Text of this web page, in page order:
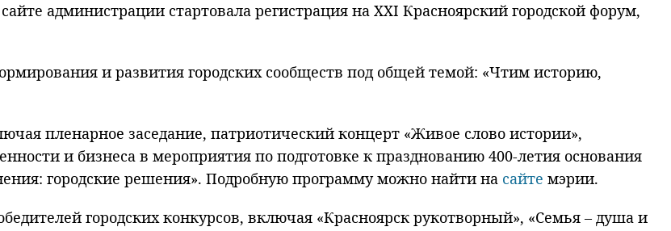
администрации стартовала регистрация на XXI Красноярский городской форум,
и развития городских сообществ под общей темой: «Чтим историю,
пленарное заседание, патриотический концерт «Живое слово истории»,
и бизнеса в мероприятия по подготовке к празднованию 400-летия основания
городские решения». Подробную программу можно найти на сайте мэрии.
городских конкурсов, включая «Красноярск рукотворный», «Семья – душа и